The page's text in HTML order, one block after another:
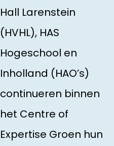
Hall Larenstein
(HVHL), HAS
Hogeschool en
Inholland (HAO’s)
continueren binnen
het Centre of
Expertise Groen hun